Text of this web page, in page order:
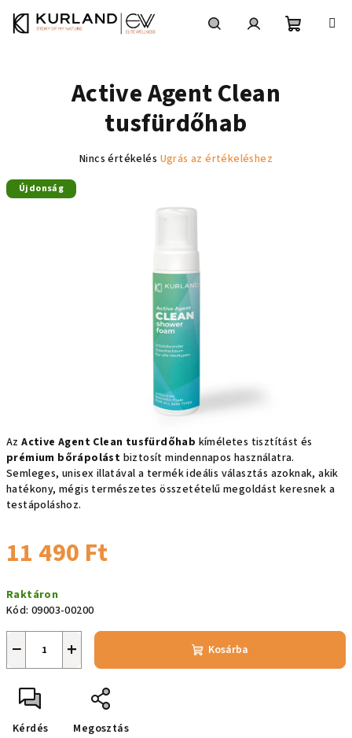
AzActive Agent Clean tusfürdőhab kíméletes tisztítást és
prémium bőrápolást biztosít mindennapos használatra.
Semleges, unisex illatával a termék ideális választás azoknak, akik
hatékony, mégis természetes összetételű megoldást keresnek a
testápoláshoz.
11 490 Ft
Raktáron
Kód: 09003-00200
+
− Kosárba
Kérdés Megosztás
Active Agent Clean
tusfürdőhab
A
Nincs értékelés Ugrás az értékeléshez
Újdonság